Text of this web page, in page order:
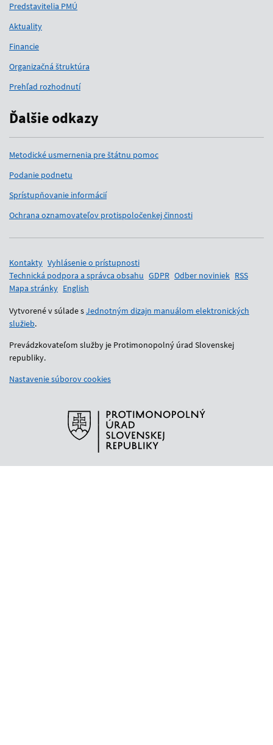
Predstavitelia PMÚ
Aktuality
Financie
Organizačná štruktúra
Prehľad rozhodnutí
Ďalšie odkazy
Metodické usmernenia pre štátnu pomoc
Podanie podnetu
Sprístupňovanie informácií
Ochrana oznamovateľov protispoločenkej činnosti
Pomocné odkazy
Kontakty Vyhlásenie o prístupnosti
Technická podpora a správca obsahu GDPR Odber noviniek RSS
Mapa stránky English
Vytvorené v súlade sJednotným dizajn manuálom elektronických
služieb.
Prevádzkovateľom služby je Protimonopolný úrad Slovenskej
republiky.
Nastavenie súborov cookies